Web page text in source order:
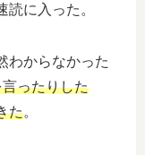
に入った。
わからなかった
ったりした
た。